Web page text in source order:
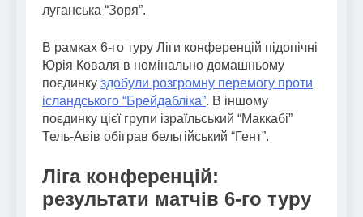
луганська “Зоря”.
В рамках 6-го туру Ліги конференцій підопічні
Юрія Коваля в номінально домашньому
поєдинку здобули розгромну перемогу проти
ісландського “Брейдабліка”. В іншому
поєдинку цієї групи ізраїльський “Маккабі”
Тель-Авів обіграв бельгійський “Гент”.
Ліга конференцій:
результати матчів 6-го туру